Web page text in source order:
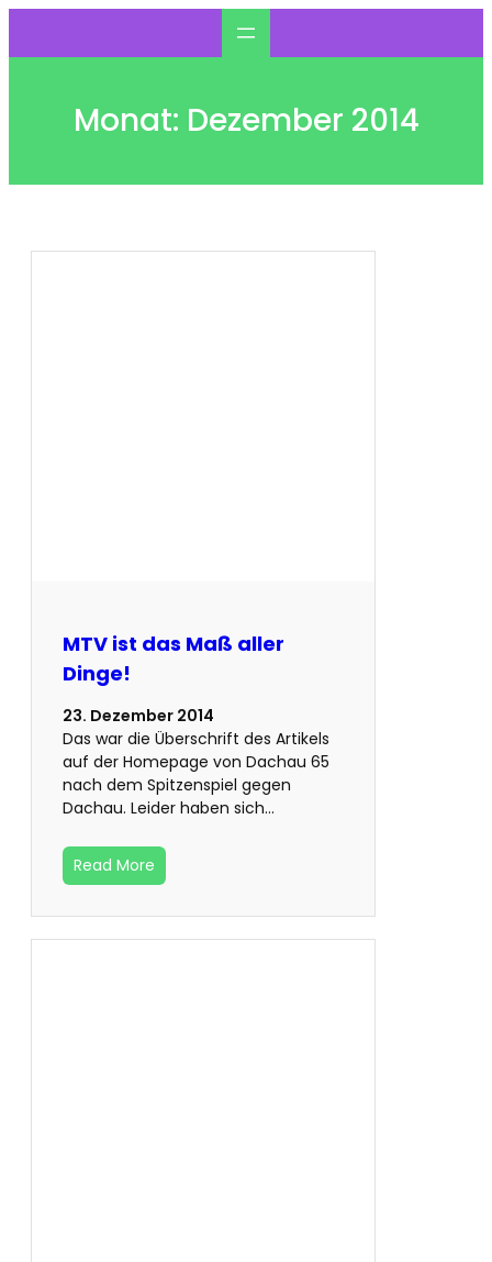
Monat: Dezember 2014
MTV ist das Maß aller
Dinge!
23. Dezember 2014
Das war die Überschrift des Artikels
auf der Homepage von Dachau 65
nach dem Spitzenspiel gegen
Dachau. Leider haben sich…
Read More